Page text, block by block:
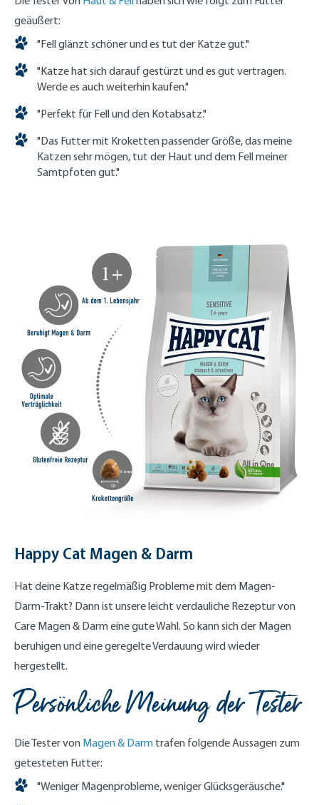
geäußert:
"Fell glänzt schöner und es tut der Katze gut."
"Katze hat sich darauf gestürzt und es gut vertragen.
Werde es auch weiterhin kaufen."
"Perfekt für Fell und den Kotabsatz."
"Das Futter mit Kroketten passender Größe, das meine
Katzen sehr mögen, tut der Haut und dem Fell meiner
Samtpfoten gut."
Happy Cat Magen & Darm
Hat deine Katze regelmäßig Probleme mit dem Magen-
Darm-Trakt? Dann ist unsere leicht verdauliche Rezeptur von
Care Magen & Darm eine gute Wahl. So kann sich der Magen
beruhigen und eine geregelte Verdauung wird wieder
hergestellt.
Persönliche Meinung der Tester
Die Tester von Magen & Darm trafen folgende Aussagen zum
getesteten Futter:
"Weniger Magenprobleme, weniger Glücksgeräusche."